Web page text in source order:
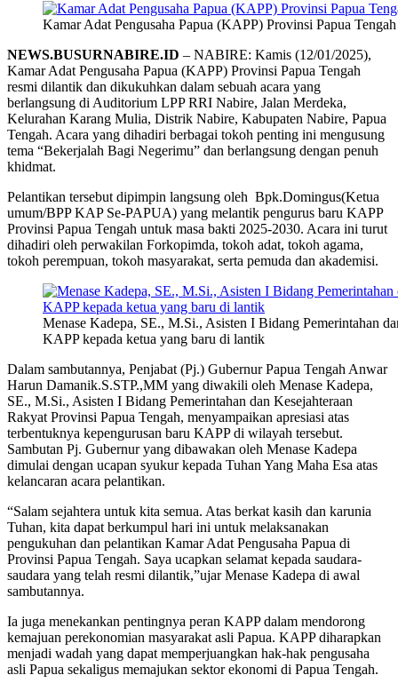
Kamar Adat Pengusaha Papua (KAPP) Provinsi Papua
NEWS.BUSURNABIRE.ID – NABIRE: Kamis (12/01/2025),
Kamar Adat Pengusaha Papua (KAPP) Provinsi Papua Tengah
resmi dilantik dan dikukuhkan dalam sebuah acara yang
berlangsung di Auditorium LPP RRI Nabire, Jalan Merdeka,
Kelurahan Karang Mulia, Distrik Nabire, Kabupaten Nabire, Papua
Tengah. Acara yang dihadiri berbagai tokoh penting ini mengusung
tema “Bekerjalah Bagi Negerimu” dan berlangsung dengan penuh
khidmat.
Pelantikan tersebut dipimpin langsung oleh Bpk.Domingus(Ketua
umum/BPP KAP Se-PAPUA) yang melantik pengurus baru KAPP
Provinsi Papua Tengah untuk masa bakti 2025-2030. Acara ini turut
dihadiri oleh perwakilan Forkopimda, tokoh adat, tokoh agama,
tokoh perempuan, tokoh masyarakat, serta pemuda dan akademisi.
Menase Kadepa, SE., M.Si., Asisten I Bidang Pemerintahan
KAPP kepada ketua yang baru di lantik
Dalam sambutannya, Penjabat (Pj.) Gubernur Papua Tengah Anwar
Harun Damanik.S.STP.,MM yang diwakili oleh Menase Kadepa,
SE., M.Si., Asisten I Bidang Pemerintahan dan Kesejahteraan
Rakyat Provinsi Papua Tengah, menyampaikan apresiasi atas
terbentuknya kepengurusan baru KAPP di wilayah tersebut.
Sambutan Pj. Gubernur yang dibawakan oleh Menase Kadepa
dimulai dengan ucapan syukur kepada Tuhan Yang Maha Esa atas
kelancaran acara pelantikan.
“Salam sejahtera untuk kita semua. Atas berkat kasih dan karunia
Tuhan, kita dapat berkumpul hari ini untuk melaksanakan
pengukuhan dan pelantikan Kamar Adat Pengusaha Papua di
Provinsi Papua Tengah. Saya ucapkan selamat kepada saudara-
saudara yang telah resmi dilantik,”ujar Menase Kadepa di awal
sambutannya.
Ia juga menekankan pentingnya peran KAPP dalam mendorong
kemajuan perekonomian masyarakat asli Papua. KAPP diharapkan
menjadi wadah yang dapat memperjuangkan hak-hak pengusaha
asli Papua sekaligus memajukan sektor ekonomi di Papua Tengah.